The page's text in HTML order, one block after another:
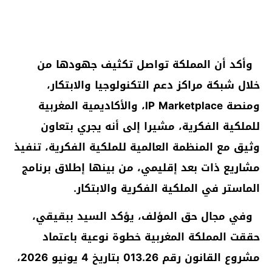
وأكد أن المملكة تواصل تكثيف جهودها من
خلال شبكة مراكز دعم التكنولوجيا والابتكار،
ومنصة IP Marketplace، والأكاديمية المغربية
للملكية الفكرية، مشيرا إلى أنه يجري بتعاون
وثيق مع المنظمة العالمية للملكية الفكرية، تنفيذ
مشاريع ذات بعد إقليمي، من بينها إطلاق برنامج
الماستر في الملكية الفكرية والابتكار.
وفي مجال حق المؤلف، يؤكد السيد ببقيقي،
حققت المملكة المغربية خطوة نوعية باعتماد
مشروع القانون رقم 013.26 بتاريخ 4 يونيو 2026،